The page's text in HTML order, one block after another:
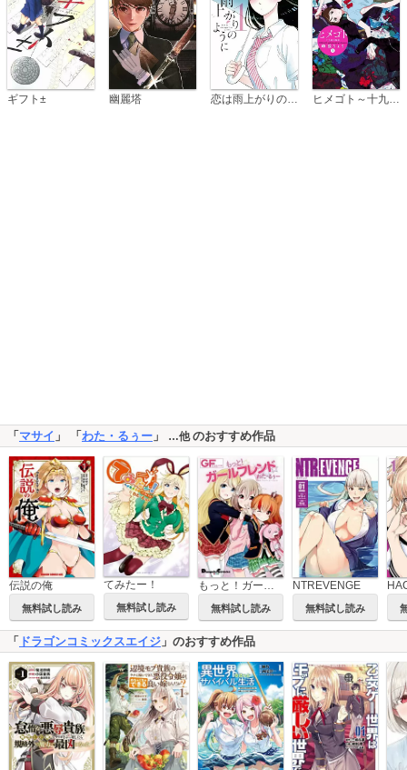
ギフト± 幽麗塔 ヒメゴト～十九歳の制服～
「マサイ 」 「わた・るぅー 」 …他のおすすめ作品
伝説の俺
無料試し読み
てみたー！
無料試し読み
もっと！ガールフレンド
無料試し読み
NTREVENGE
無料試し読み
「 ドラゴンコミックスエイジ 」のおすすめ作品